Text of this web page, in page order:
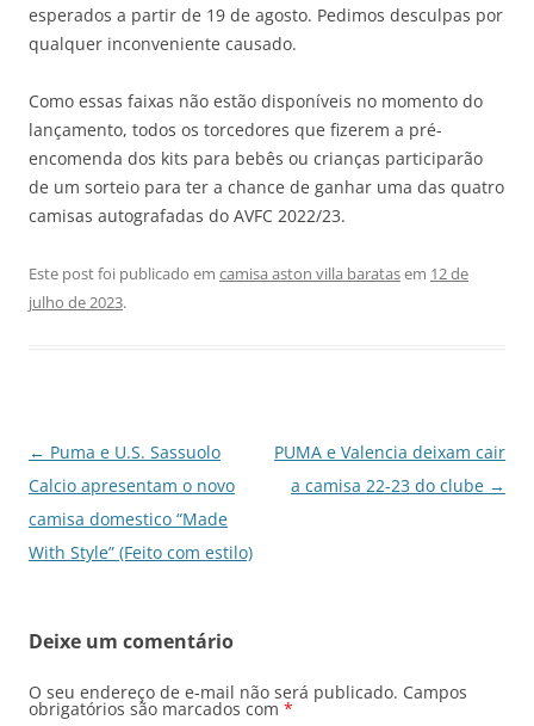
esperados a partir de 19 de agosto. Pedimos desculpas por
qualquer inconveniente causado.
Como essas faixas não estão disponíveis no momento do
lançamento, todos os torcedores que fizerem a pré-
encomenda dos kits para bebês ou crianças participarão
de um sorteio para ter a chance de ganhar uma das quatro
camisas autografadas do AVFC 2022/23.
Este post foi publicado em camisa aston villa baratasem 12 de
julho de 2023.
Navegação
de
posts
← Puma e U.S. Sassuolo
Calcio apresentam o novo
camisa domestico “Made
With Style” (Feito com estilo)
PUMA e Valencia deixam cair
a camisa 22-23 do clube →
Deixe um comentário
O seu endereço de e-mail não será publicado. Campos
obrigatórios são marcados com *